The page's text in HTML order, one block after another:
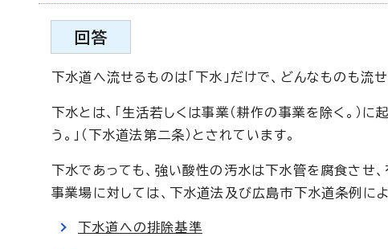
回答
下水道へ流せるものは「下水」だけで、どんなものも流
下水とは、「生活若しくは事業（耕作の事業を除く。）に
う。」（下水道法第二条）とされています。
下水であっても、強い酸性の汚水は下水管を腐食させ
事業場に対しては、下水道法及び広島市下水道条例によ
下水道への排除基準